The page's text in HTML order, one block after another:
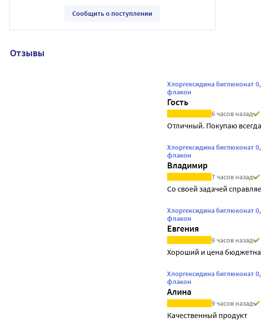
Сообщить о поступлении
Отзывы
Хлоргексидина биглюконат
флакон
Гость
6 часов назад
Отличный. Покупаю
Хлоргексидина биглюконат
флакон
Владимир
7 часов назад
Со своей задачей
Хлоргексидина биглюконат
флакон
Евгения
9 часов назад
Хороший и цена
Хлоргексидина биглюконат
флакон
Алина
9 часов назад
Качественный продукт